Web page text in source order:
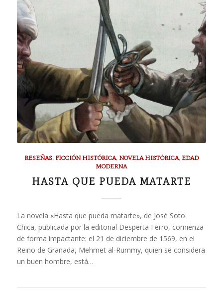
RESEÑAS, FICCIÓN HISTÓRICA, NOVELA HISTÓRICA, EDAD
MODERNA
HASTA QUE PUEDA MATARTE
La novela «Hasta que pueda matarte», de José Soto
Chica, publicada por la editorial Desperta Ferro, comienza
de forma impactante: el 21 de diciembre de 1569, en el
Reino de Granada, Mehmet al-Rummy, quien se considera
un buen hombre, está…